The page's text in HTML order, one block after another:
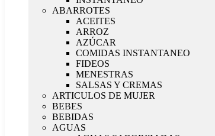
ABARROTES
ACEITES
ARROZ
AZÚCAR
COMIDAS INSTANTANEO
FIDEOS
MENESTRAS
SALSAS Y CREMAS
ARTICULOS DE MUJER
BEBES
BEBIDAS
AGUAS